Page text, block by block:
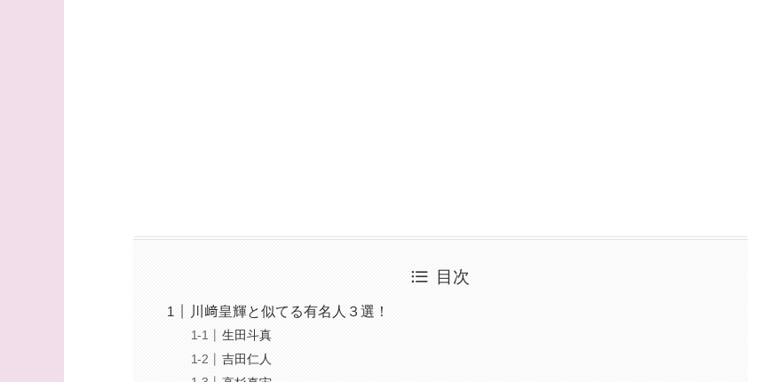
目次
川﨑皇輝と似てる有名人３選！
生田斗真
吉田仁人